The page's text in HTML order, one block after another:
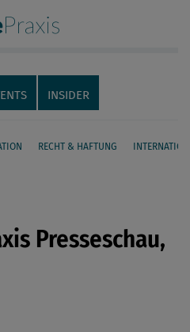
INSIDER
RECHT & HAFTUNG
teilenteilen
kopieren
per Mail teilen
Presseschau,